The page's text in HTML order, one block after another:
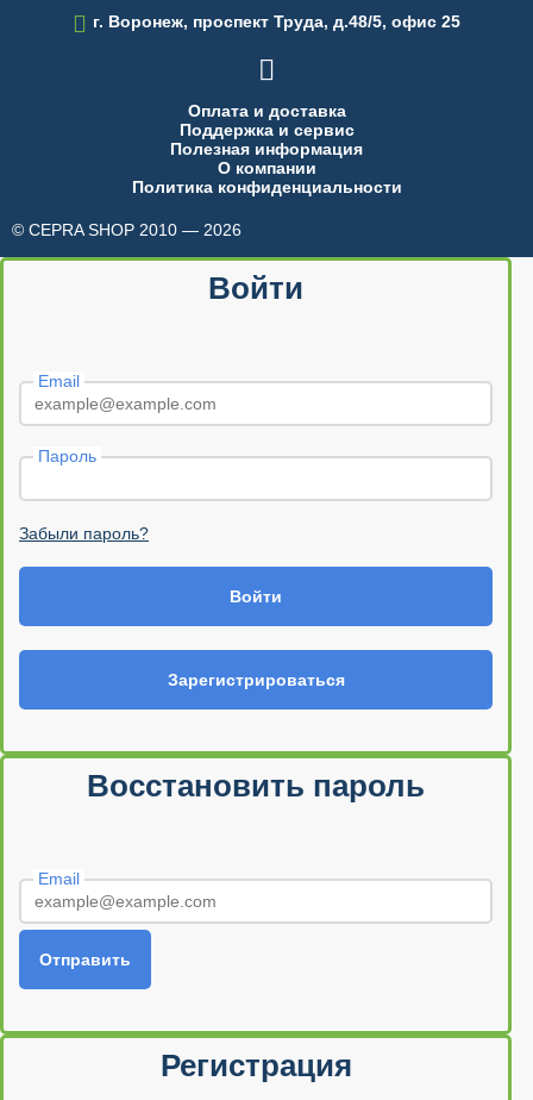
 г. Воронеж, проспект Труда, д.48/5, офис 25

Оплата и доставка
Поддержка и сервис
Полезная информация
О компании
Политика конфиденциальности
© CEPRA SHOP 2010 — 2026
Войти
Email
Пароль
Забыли пароль?
Войти
Зарегистрироваться
Восстановить пароль
Email
Отправить
Регистрация